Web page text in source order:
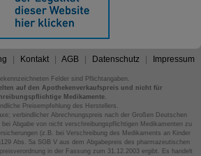
Kontakt AGB Datenschutz Impressum
Felder sind Pflichtangaben.
auf den Apothekenverkaufspreis und nicht für
Medikamente.
Preisempfehlung des Herstellers.
verbindlicher Abrechnungspreis nach der Großen Deutschen
Abgabe von nicht verschreibungspflichtigen Medikamenten zu
(z.B. bei Verschreibung des Medikaments an Kinder
Abs. 5a SGB V aus dem Abgabepreis des pharmazeutischen
in der Fassung zum 31.12.2003 ergibt. Es handelt